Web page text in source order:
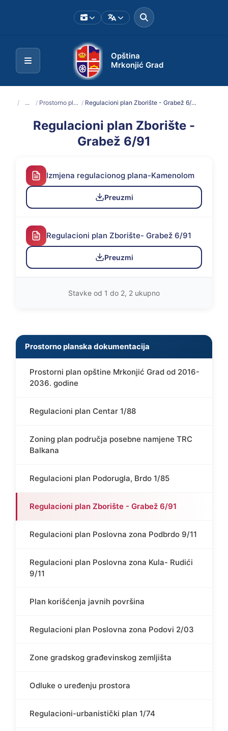
Opština
Mrkonjić Grad
/ ... / Prostorno planska dokumentacija / Regulacioni plan Zborište - Grabež 6/91
Regulacioni plan Zborište -
Grabež 6/91
Izmjena regulacionog plana-Kamenolom
Preuzmi
Regulacioni plan Zborište- Grabež 6/91
Preuzmi
Stavke od 1 do 2, 2 ukupno
Prostorno planska dokumentacija
Prostorni plan opštine Mrkonjić Grad od 2016-
2036. godine
Regulacioni plan Centar 1/88
Zoning plan područja posebne namjene TRC
Balkana
Regulacioni plan Podorugla, Brdo 1/85
Regulacioni plan Zborište - Grabež 6/91
Regulacioni plan Poslovna zona Podbrdo 9/11
Regulacioni plan Poslovna zona Kula- Rudići
9/11
Plan korišćenja javnih površina
Regulacioni plan Poslovna zona Podovi 2/03
Zone gradskog građevinskog zemljišta
Odluke o uređenju prostora
Regulacioni-urbanistički plan 1/74